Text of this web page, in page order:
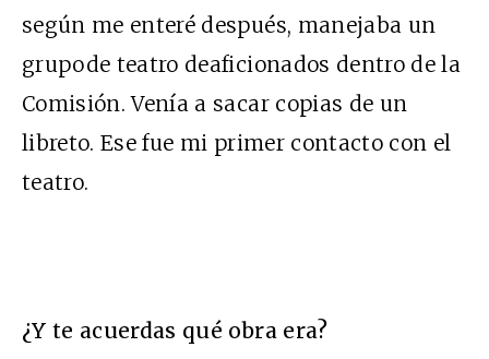
según me enteré después, manejaba un
grupode teatro deaficionados dentro de la
Comisión. Venía a sacar copias de un
libreto. Ese fue mi primer contacto con el
teatro.
¿Y te acuerdas qué obra era?